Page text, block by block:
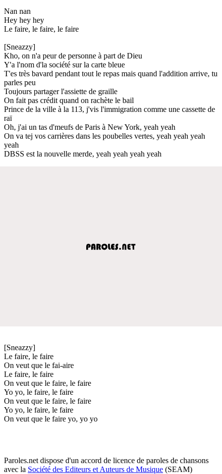
Nan nan
Hey hey hey
Le faire, le faire, le faire
[Sneazzy]
Kho, on n'a peur de personne à part de Dieu
Y'a l'nom d'la société sur la carte bleue
T'es très bavard pendant tout le repas mais quand l'addition arrive, tu
parles peu
Toujours partager l'assiette de graille
On fait pas crédit quand on rachète le bail
Prince de la ville à la 113, j'vis l'immigration comme une cassette de
raï
Oh, j'ai un tas d'meufs de Paris à New York, yeah yeah
On va tej vos carrières dans les poubelles vertes, yeah yeah yeah
yeah
DBSS est la nouvelle merde, yeah yeah yeah yeah
[Sneazzy]
Le faire, le faire
On veut que le fai-aire
Le faire, le faire
On veut que le faire, le faire
Yo yo, le faire, le faire
On veut que le faire, le faire
Yo yo, le faire, le faire
On veut que le faire yo, yo yo
Paroles.net dispose d'un accord de licence de paroles de chansons
avec la Société des Editeurs et Auteurs de Musique (SEAM)